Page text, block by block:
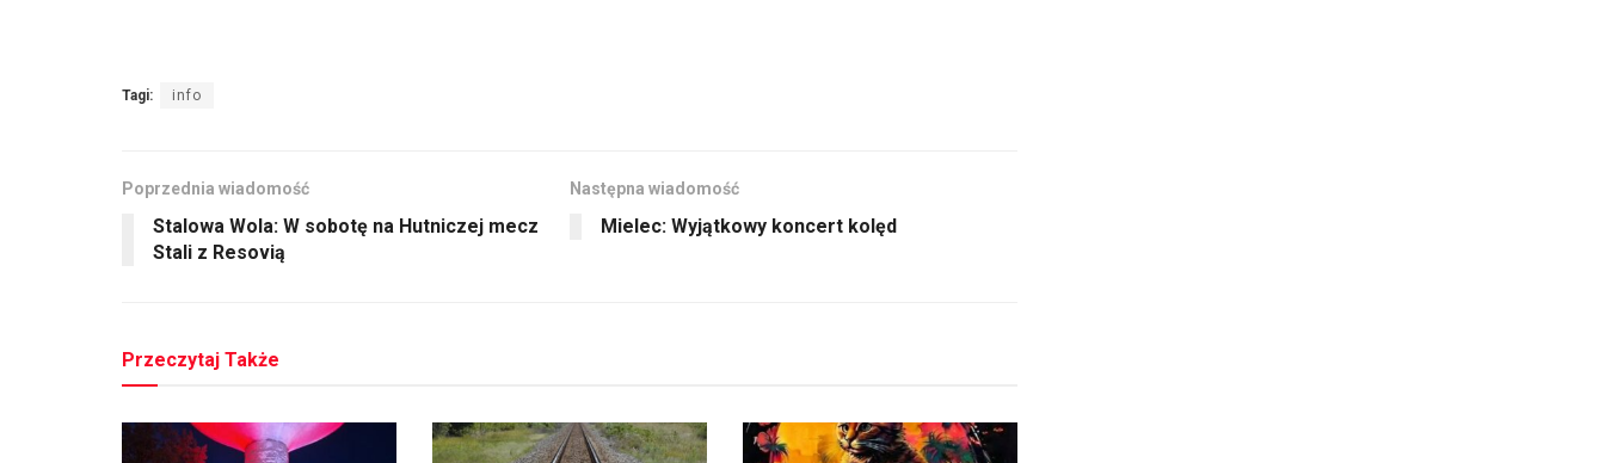
Tagi: info
Poprzednia wiadomość
Stalowa Wola: W sobotę na Hutniczej mecz
Stali z Resovią
Następna wiadomość
Mielec: Wyjątkowy koncert kolęd
Przeczytaj Także